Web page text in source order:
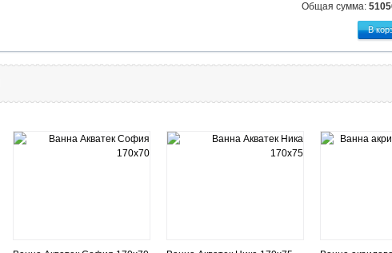
Общая сумма: